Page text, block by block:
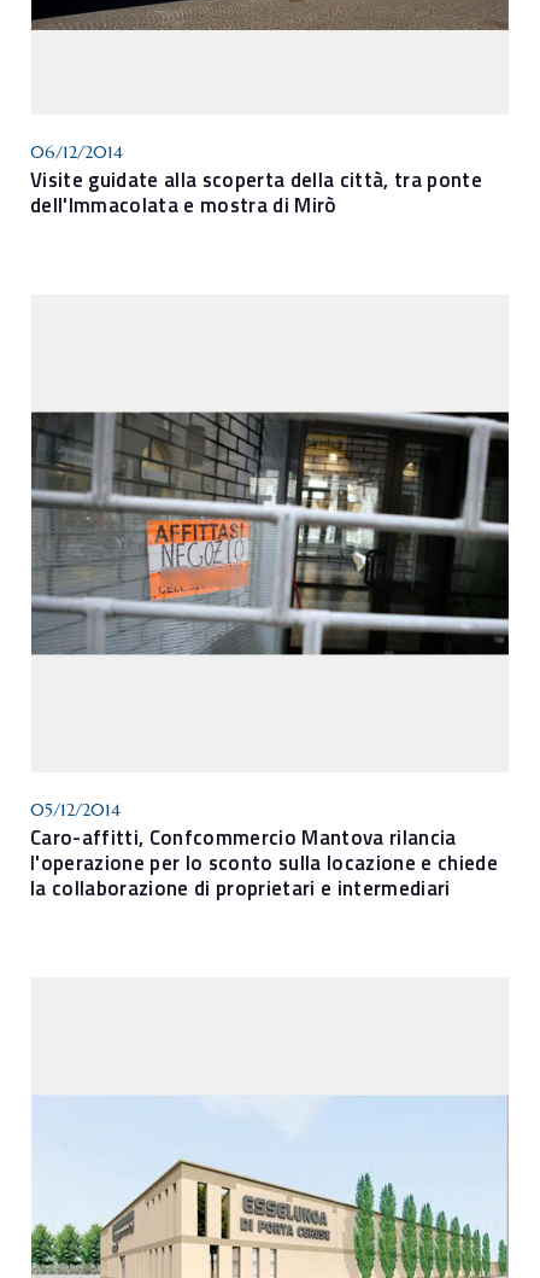
06/12/2014
Visite guidate alla scoperta della città, tra ponte
dell'Immacolata e mostra di Mirò
05/12/2014
Caro-affitti, Confcommercio Mantova rilancia
l'operazione per lo sconto sulla locazione e chiede
la collaborazione di proprietari e intermediari